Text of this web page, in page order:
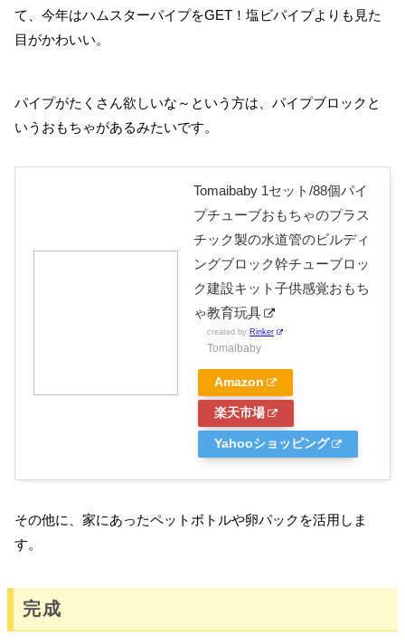
て、今年はハムスターパイプをGET！塩ビパイプよりも見た
目がかわいい。
パイプがたくさん欲しいな～という方は、パイプブロックと
いうおもちゃがあるみたいです。
Tomaibaby 1セット/88個パイ
プチューブおもちゃのプラス
チック製の水道管のビルディ
ングブロック幹チューブロッ
ク建設キット子供感覚おもち
ゃ教育玩具
created by Rinker
Tomaibaby
Amazon
楽天市場
Yahooショッピング
その他に、家にあったペットボトルや卵パックを活用しま
す。
完成